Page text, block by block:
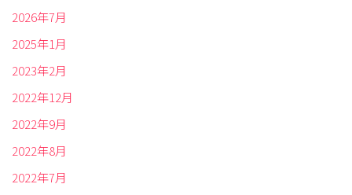
2026年7月
2025年1月
2023年2月
2022年12月
2022年9月
2022年8月
2022年7月